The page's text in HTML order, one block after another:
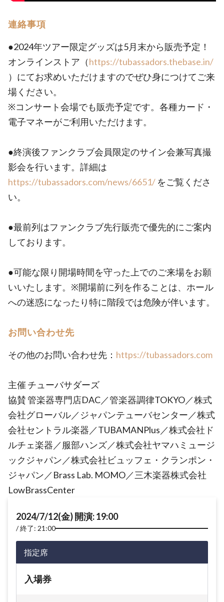
連絡事項
●2024年ツアー限定グッズは5月末から販売予定！
オンラインストア（https://tubassadors.thebase.in/
）にてお求めいただけますのでぜひ身につけてご来
場ください。
※コンサート会場でも販売予定です。各種カード・
電子マネーがご利用いただけます。
●終演後ファンクラブ会員限定のサイン会兼写真撮
影会を行います。詳細は
https://tubassadors.com/news/6651/ をご覧くださ
い。
●最前列はファンクラブ先行販売で優先的にご案内
しております。
●可能な限り開場時間を守った上でのご来場をお願
いいたします。※開場前に列を作ることは、ホール
への迷惑になったり特に階段では危険が伴います。
お問い合わせ先
その他のお問い合わせ先： https://tubassadors.com
主催 チューバサダーズ
協賛 管楽器専門店DAC／管楽器調律TOKYO／株式
会社グローバル／ジャパンテューバセンター／株式
会社セントラル楽器／TUBAMANPlus／株式会社ド
ルチェ楽器／服部ハンズ／株式会社ヤマハミュージ
ックジャパン／株式会社ビュッフェ・クランポン・
ジャパン／Brass Lab. MOMO／三木楽器株式会社
LowBrassCenter
2024/7/12(金) 開演: 19:00
終了: 21:00
指定席
入場券